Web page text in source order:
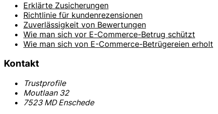
Erklärte Zusicherungen
Richtlinie für kundenrezensionen
Zuverlässigkeit von Bewertungen
Wie man sich vor E-Commerce-Betrug schützt
Wie man sich von E-Commerce-Betrügereien erholt
Kontakt
Trustprofile
Moutlaan 32
7523 MD Enschede